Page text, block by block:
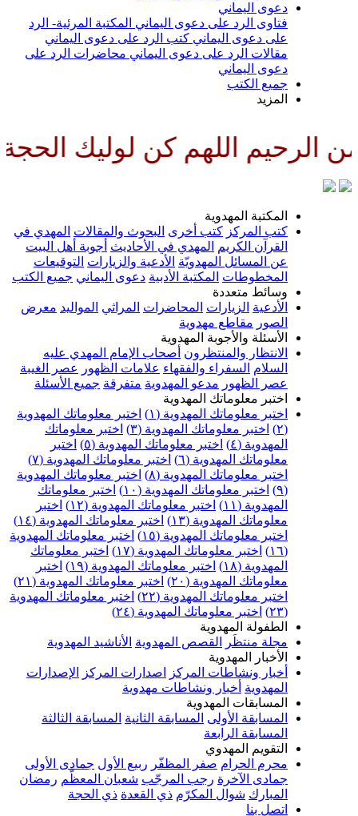
اليماني
الرد على دعوى اليماني المكتبة المرئية- الرد
دعوى اليماني كتب الرد على دعوى اليماني
الرد على دعوى اليماني محاضرات الرد على
كن لوليك الحجة بن
المهدوية
كتب أخرى البحوث والمقالات المهدي في
المهدي في الأحاديث أجوبة أهل البيت
المسائل المهدويّة الأدعية والزيارات التوقيعات
المكتبة الأدبية دعوى اليماني جميع الكتب
متعددة
الزيارات المحاضرات المراثي المواليد معرض
مقاطع مهدوية
والأجوبة المهدوية
والمنتظرون أصحاب الإمام المهدي عليه
السفراء والفقهاء علامات الظهور عصر الغيبة
مدعو المهدوية متفرقة جميع الأسئلة
معلوماتك المهدوية
معلوماتك المهدوية (١)
اختبر معلوماتك المهدوية
اختبر معلوماتك المهدوية (٣)
اختبر معلوماتك
اختبر معلوماتك المهدوية (٥)
اختبر
المهدوية (٦)
اختبر معلوماتك المهدوية (٧)
معلوماتك المهدوية (٨)
اختبر معلوماتك المهدوية
اختبر معلوماتك المهدوية (١٠)
اختبر معلوماتك
اختبر معلوماتك المهدوية (١٢)
اختبر
المهدوية (١٣)
اختبر معلوماتك المهدوية (١٤)
معلوماتك المهدوية (١٥)
اختبر معلوماتك المهدوية
اختبر معلوماتك المهدوية (١٧)
اختبر معلوماتك
اختبر معلوماتك المهدوية (١٩)
اختبر
المهدوية (٢٠)
اختبر معلوماتك المهدوية (٢١)
معلوماتك المهدوية (٢٢)
اختبر معلوماتك المهدوية
اختبر معلوماتك المهدوية (٢٤)
المهدوية
منتظَر
القصص المهدوية الأناشيد المهدوية
المهدوية
ونشاطات المركز اصدارات المركز الإصدارات
أخبار ونشاطات مهدوية
المهدوية
الأولى المسابقة الثانية المسابقة الثالثة
الرابعة
المهدوي
الحرام
صفر المظفّر ربيع الأول جمادى الأولى
رجب المرجّب شعبان المعظّم رمضان
شوال المكرّم ذي القعدة ذي الحجة